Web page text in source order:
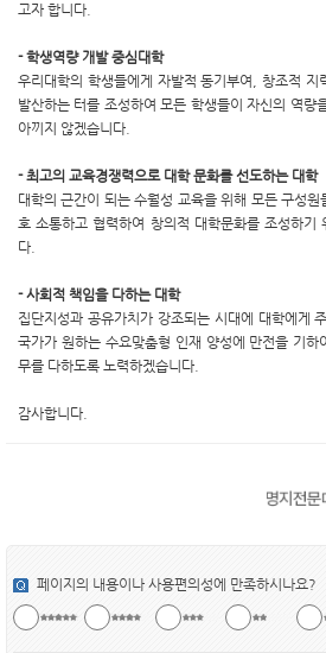
고자 합니다.
- 학생역량 개발 중심대학
우리대학의 학생들에게 자발적 동기부여, 창조적
발산하는 터를 조성하여 모든 학생들이 자신의 역량
아끼지 않겠습니다.
- 최고의 교육경쟁력으로 대학 문화를 선도하는 대학
대학의 근간이 되는 수월성 교육을 위해 모든 구성
호 소통하고 협력하여 창의적 대학문화를 조성하기
다.
- 사회적 책임을 다하는 대학
집단지성과 공유가치가 강조되는 시대에 대학에게
국가가 원하는 수요맞춤형 인재 양성에 만전을 기하
무를 다하도록 노력하겠습니다.
감사합니다.
페이지의 내용이나 사용편의성에 만족하시나요?